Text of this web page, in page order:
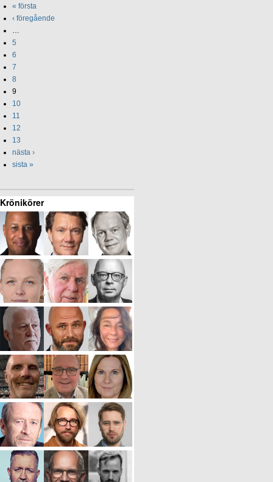
« första
‹ föregående
5
6
7
8
9
10
11
12
13
nästa ›
sista »
Krönikörer